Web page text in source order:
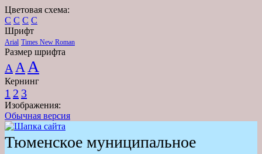
Цветовая схема:
C C C C
Шрифт
Arial Times New Roman
Размер шрифта
A A A
Кернинг
1 2 3
Изображения:
Обычная версия
Тюменское муниципальное